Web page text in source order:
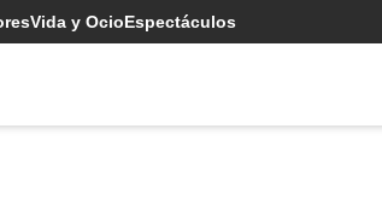
Vida y OcioEspectáculos